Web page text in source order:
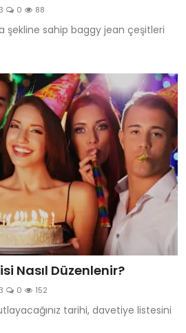
0 88
şekline sahip baggy jean çeşitleri
Nasıl Düzenlenir?
0 152
tarihi, davetiye listesini